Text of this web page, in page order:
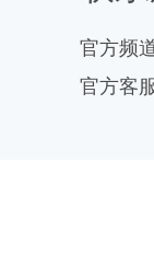
官方频
官方客